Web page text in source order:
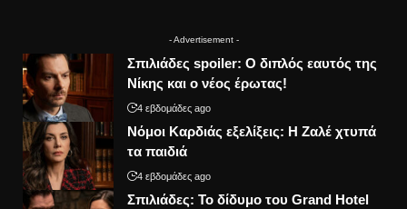
- Advertisement -
Σπιλιάδες spoiler: Ο διπλός εαυτός της
Νίκης και ο νέος έρωτας!
4 εβδομάδες ago
Νόμοι Καρδιάς εξελίξεις: Η Ζαλέ χτυπά
τα παιδιά
4 εβδομάδες ago
Σπιλιάδες: Το δίδυμο του Grand Hotel